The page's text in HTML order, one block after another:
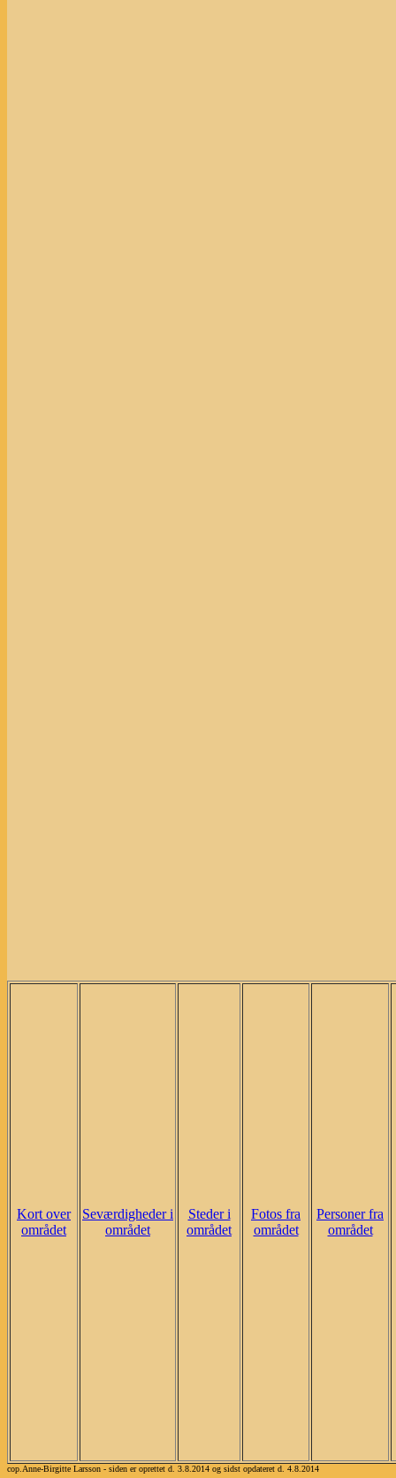
Kort over
området
Seværdigheder i
området
Steder i
området
Fotos fra
området
Personer fra
området
cop.Anne-Birgitte Larsson - siden er oprettet d. 3.8.2014 og sidst opdateret d. 4.8.2014